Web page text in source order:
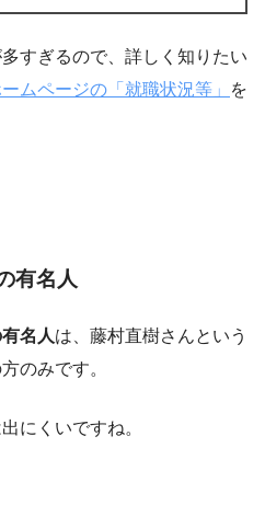
すぎるので、詳しく知りたい
ムページの「就職状況等」
を
有名人
名人は、藤村直樹さんという
のみです。
にくいですね。